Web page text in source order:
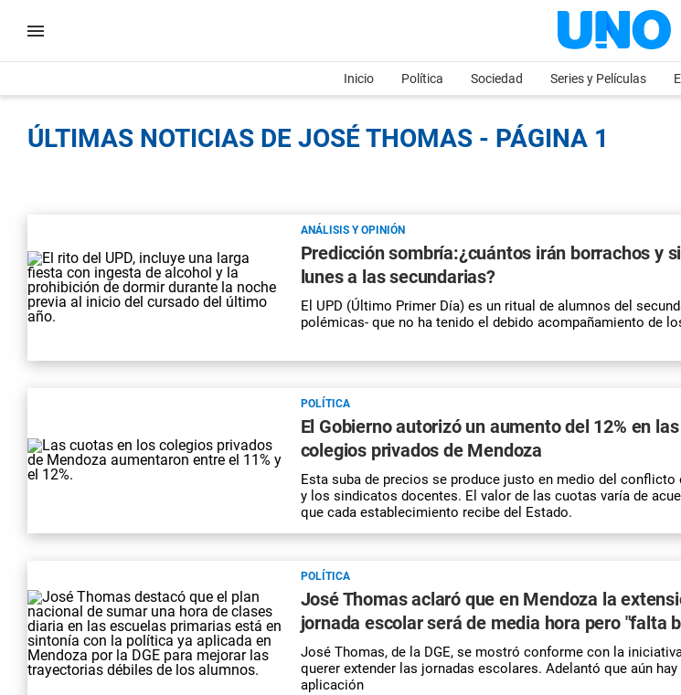
Inicio Política Sociedad Series y Películas
ÚLTIMAS NOTICIAS DE JOSÉ THOMAS - PÁGINA 1
ANÁLISIS Y OPINIÓN
Predicción sombría:¿cuántos irán borrachos y
lunes a las secundarias?
El UPD (Último Primer Día) es un ritual de alumnos del
polémicas- que no ha tenido el debido acompañamiento de
POLÍTICA
El Gobierno autorizó un aumento del 12% en
colegios privados de Mendoza
Esta suba de precios se produce justo en medio del conflicto
y los sindicatos docentes. El valor de las cuotas varía de
que cada establecimiento recibe del Estado.
POLÍTICA
José Thomas aclaró que en Mendoza la
jornada escolar será de media hora pero "falta
José Thomas, de la DGE, se mostró conforme con la
querer extender las jornadas escolares. Adelantó que aún
aplicación